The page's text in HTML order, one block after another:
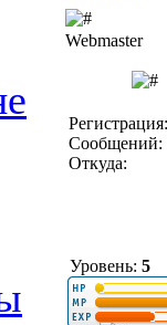
Webmaster
Сообщений:
Откуда:
Уровень: 5